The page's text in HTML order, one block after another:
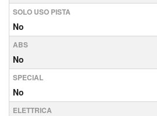
SOLO USO PISTA
No
ABS
No
SPECIAL
No
ELETTRICA